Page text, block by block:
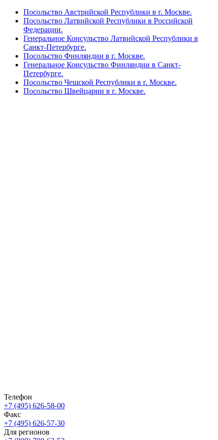
Посольство Австрийской Республики в г. Москве.
Посольство Латвийской Республики в Российской
Федерации.
Генеральное Консульство Латвийской Республики в
Санкт-Петербурге.
Посольство Финляндии в г. Москве.
Генеральное Консульство Финляндии в Санкт-
Петербурге.
Посольство Чешской Республики в г. Москве.
Посольство Швейцарии в г. Москве.
Телефон
+7 (495) 626-58-00
Факс
+7 (495) 626-57-30
Для регионов